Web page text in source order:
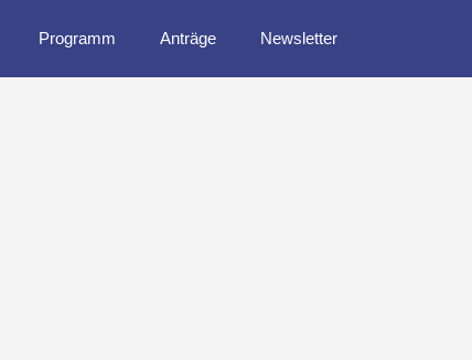
Programm Anträge Newsletter